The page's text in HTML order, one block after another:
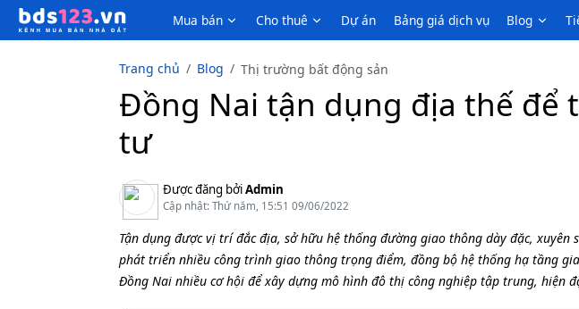
Mua bán Cho thuê Dự án Bảng giá dịch vụ Blog
Trang chủ Blog Thị trường bất động sản
Đồng Nai tận dụng địa thế để
tư
Được đăng bởiAdmin
Cập nhật: Thứ năm, 15:51 09/06/2022
Tận dụng được vị trí đắc địa, sở hữu hệ thống đường giao thông dày đặc, xuyên
phát triển nhiều công trình giao thông trọng điểm, đồng bộ hệ thống hạ tầng
Đồng Nai nhiều cơ hội để xây dựng mô hình đô thị công nghiệp tập trung, hiện